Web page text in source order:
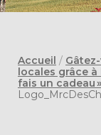
Accueil /
locales grâce à
fais un cadeau »